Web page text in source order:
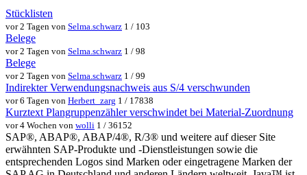
Stücklisten
vor 2 Tagen von Selma.schwarz 1 / 103
Belege
vor 2 Tagen von Selma.schwarz 1 / 98
Belege
vor 2 Tagen von Selma.schwarz 1 / 99
Indirekter Verwendungsnachweis aus S/4 verschwunden
vor 6 Tagen von Herbert_zarg 1 / 17838
Kurztext Plangruppenzähler verschwindet bei Material-Zuordnung
vor 4 Wochen von wolli 1 / 36152
SAP®, ABAP®, ABAP/4®, R/3® und weitere auf dieser Site
erwähnten SAP-Produkte und -Dienstleistungen sowie die
entsprechenden Logos sind Marken oder eingetragene Marken der